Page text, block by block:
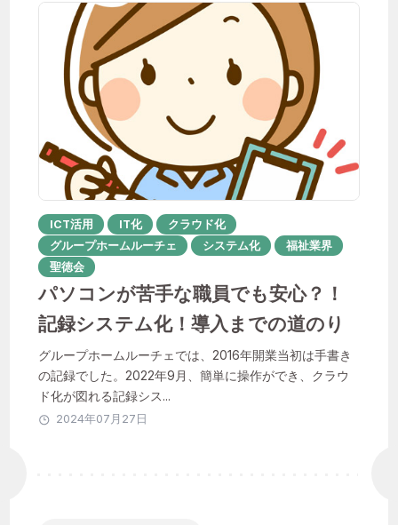
1年目
IT化 QOL向上 SNS Unipos
あんしん相談室
その子らしさを大切に はなれ
やりがい イベント
ご利用者と支援
聖徳会
ICT活用 IT化
クラウド化
グループホームルーチェ
システム化
福祉業界
聖徳会
パソコンが苦手な職員でも安心？！
記録システム化！導入までの道のり
グループホームルーチェでは、2016年開業当初は手書き
の記録でした。2022年9月、簡単に操作ができ、クラウ
ド化が図れる記録シス...
2024年07月27日